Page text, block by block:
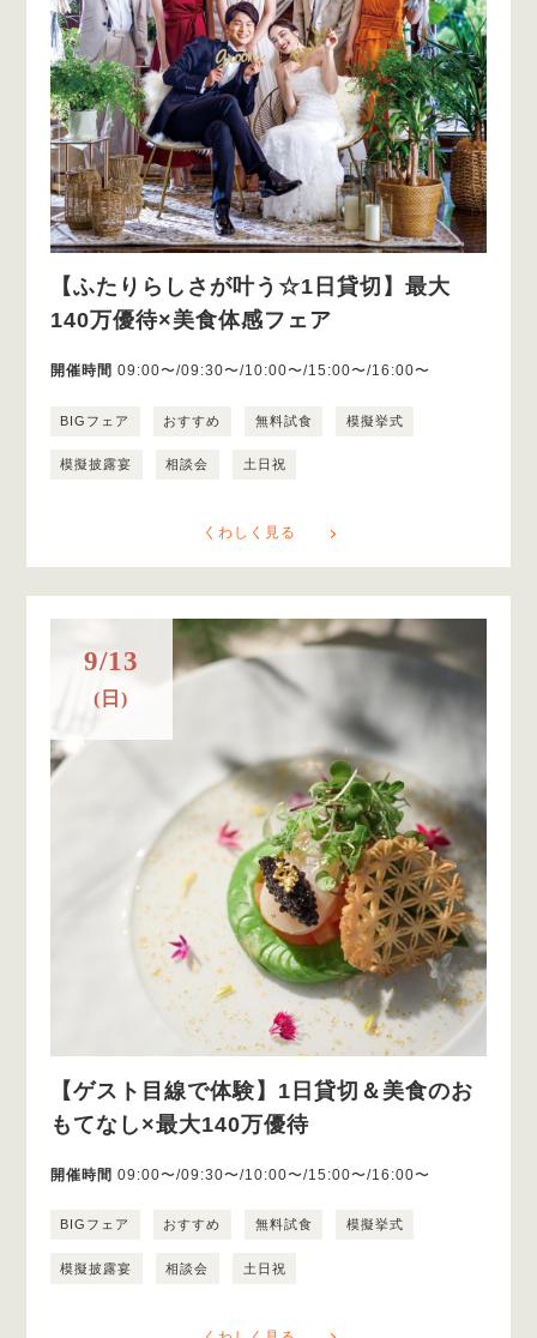
【ふたりらしさが叶う☆1日貸切】最大
140万優待×美食体感フェア
開催時間 09:00〜/09:30〜/10:00〜/15:00〜/16:00〜
BIGフェア おすすめ 無料試食 模擬挙式
模擬披露宴 相談会 土日祝
くわしく見る
9/13
(日)
【ゲスト目線で体験】1日貸切＆美食のお
もてなし×最大140万優待
開催時間 09:00〜/09:30〜/10:00〜/15:00〜/16:00〜
BIGフェア おすすめ 無料試食 模擬挙式
模擬披露宴 相談会 土日祝